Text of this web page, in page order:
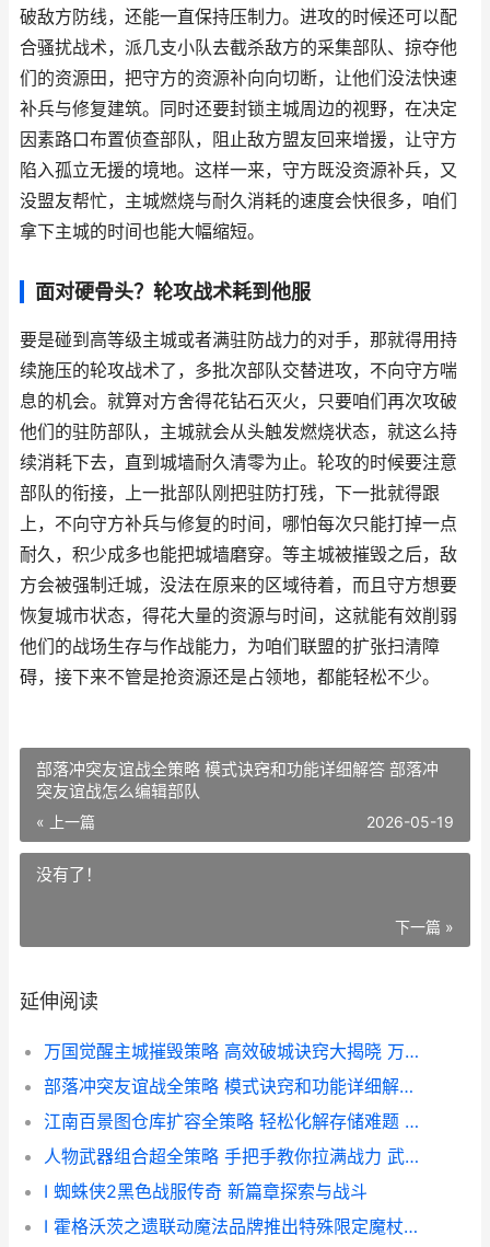
破敌方防线，还能一直保持压制力。进攻的时候还可以配
合骚扰战术，派几支小队去截杀敌方的采集部队、掠夺他
们的资源田，把守方的资源补向向切断，让他们没法快速
补兵与修复建筑。同时还要封锁主城周边的视野，在决定
因素路口布置侦查部队，阻止敌方盟友回来增援，让守方
陷入孤立无援的境地。这样一来，守方既没资源补兵，又
没盟友帮忙，主城燃烧与耐久消耗的速度会快很多，咱们
拿下主城的时间也能大幅缩短。
面对硬骨头？轮攻战术耗到他服
要是碰到高等级主城或者满驻防战力的对手，那就得用持
续施压的轮攻战术了，多批次部队交替进攻，不向守方喘
息的机会。就算对方舍得花钻石灭火，只要咱们再次攻破
他们的驻防部队，主城就会从头触发燃烧状态，就这么持
续消耗下去，直到城墙耐久清零为止。轮攻的时候要注意
部队的衔接，上一批部队刚把驻防打残，下一批就得跟
上，不向守方补兵与修复的时间，哪怕每次只能打掉一点
耐久，积少成多也能把城墙磨穿。等主城被摧毁之后，敌
方会被强制迁城，没法在原来的区域待着，而且守方想要
恢复城市状态，得花大量的资源与时间，这就能有效削弱
他们的战场生存与作战能力，为咱们联盟的扩张扫清障
碍，接下来不管是抢资源还是占领地，都能轻松不少。
部落冲突友谊战全策略 模式诀窍和功能详细解答 部落冲
突友谊战怎么编辑部队
« 上一篇 2026-05-19
没有了！
下一篇 »
延伸阅读
万国觉醒主城摧毁策略 高效破城诀窍大揭晓 万国觉醒主城扩建
部落冲突友谊战全策略 模式诀窍和功能详细解答 部落冲突友谊战怎么编辑部队
江南百景图仓库扩容全策略 轻松化解存储难题 江南百景图仓库建筑右上角图标
人物武器组合超全策略 手把手教你拉满战力 武器技能介绍
I 蜘蛛侠2黑色战服传奇 新篇章探索与战斗
I 霍格沃茨之遗联动魔法品牌推出特殊限定魔杖周边产品